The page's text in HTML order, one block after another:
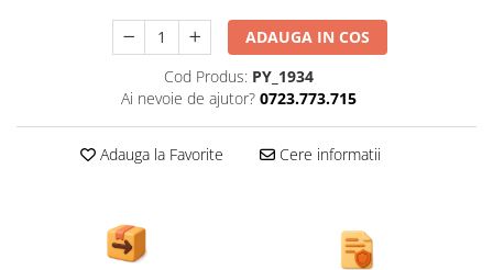
Panouri PUBLICITARE
Ghivece din beton
pentru trotuar
Cismea stradala / gradina
ADAUGA IN COS
Cod Produs: PY_1934
Ai nevoie de ajutor? 0723.773.715
Adauga la Favorite Cere informatii